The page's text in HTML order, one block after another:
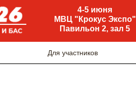
4-5 июня
МВЦ "Крокус Экспо"
Павильон 2, зал 5
Для участников